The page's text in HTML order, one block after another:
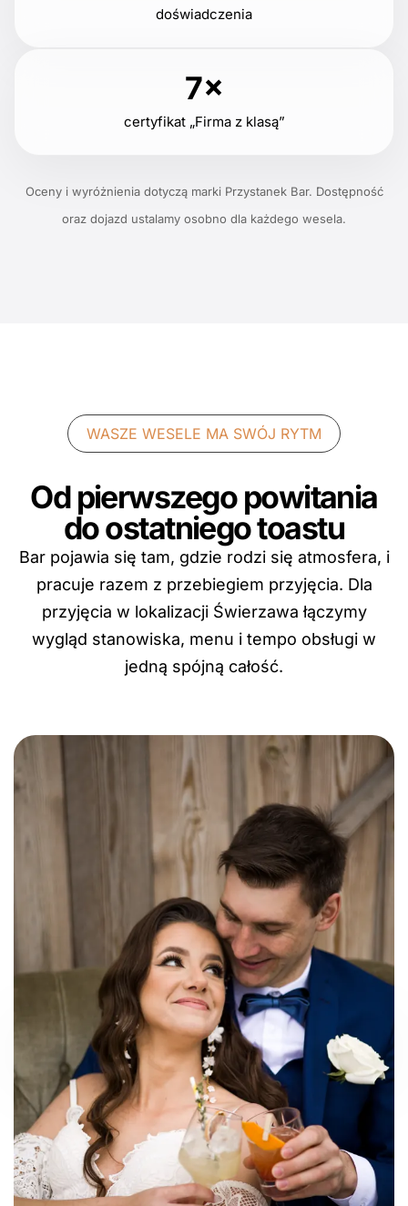
doświadczenia
7×
certyfikat „Firma z klasą”
Oceny i wyróżnienia dotyczą marki Przystanek Bar. Dostępność
oraz dojazd ustalamy osobno dla każdego wesela.
WASZE WESELE MA SWÓJ RYTM
Od pierwszego powitania
do ostatniego toastu
Bar pojawia się tam, gdzie rodzi się atmosfera, i
pracuje razem z przebiegiem przyjęcia. Dla
przyjęcia w lokalizacji Świerzawa łączymy
wygląd stanowiska, menu i tempo obsługi w
jedną spójną całość.